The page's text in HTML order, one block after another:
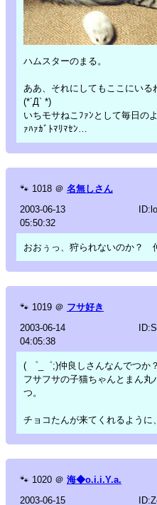
ハムスターのまる。
ああ、それにしてもここにい
(*´Д` *)
いちモサねこﾌｧﾝとして毎日の
ｧﾊｧｶﾞﾄﾏﾘﾏｾﾝ…
🐾 1018 ＠ 名無しさん
2003-06-13
05:50:32
おおぅっ、狩られないのか？
🐾 1019 ＠ フサ好き
2003-06-14
04:05:38
( ゜_゜;)仲良しさんなんでつか？
フサフサの子猫ちゃんとまん
つ。
チョコたんが来てくれるよう
🐾 1020 ＠ 海◆o.i.i.Y.a.
2003-06-15